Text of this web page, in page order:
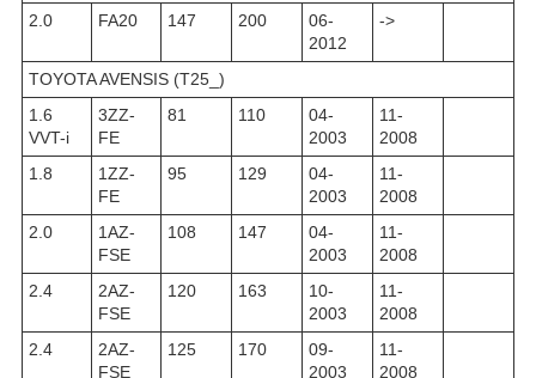
2.0
FA20 147 200
06-
2012
->
TOYOTA AVENSIS (T25_)
1.6
VVT-i
3ZZ-
FE
81 110
04-
2003
11-
2008
1.8
1ZZ-
FE
95 129
04-
2003
11-
2008
2.0
1AZ-
FSE
108 147
04-
2003
11-
2008
2.4
2AZ-
FSE
120 163
10-
2003
11-
2008
2.4
2AZ-
FSE
125 170
09-
2003
11-
2008